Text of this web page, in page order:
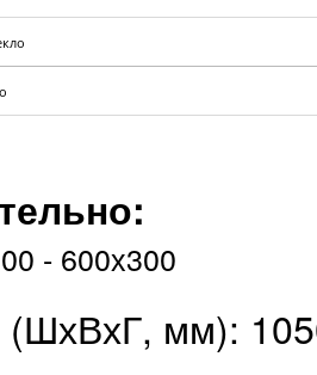
- 600х300
(ШхВхГ, мм):